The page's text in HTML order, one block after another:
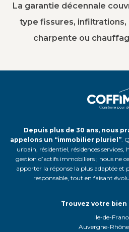
La garantie décennale
type fissures,
charpente ou
Depuis plus de 30 ans, nous
appelons un “immobilier pluriel”.
urbain, résidentiel, résidences
gestion d’actifs immobiliers ; nous ne
apporter la réponse la plus adaptée et
responsable, tout en faisant
Trouvez votre bien
Ile-de-
Auvergne-